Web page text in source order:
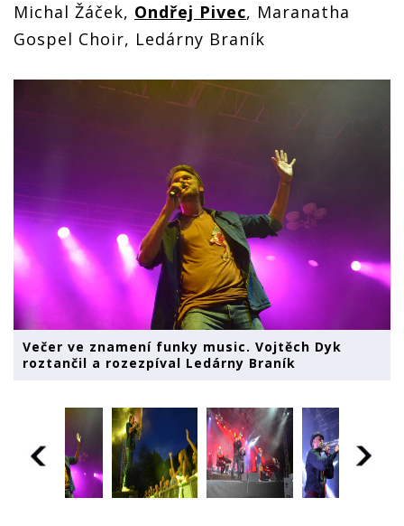
Michal Žáček, Ondřej Pivec, Maranatha
Gospel Choir, Ledárny Braník
Večer ve znamení funky music. Vojtěch Dyk
roztančil a rozezpíval Ledárny Braník